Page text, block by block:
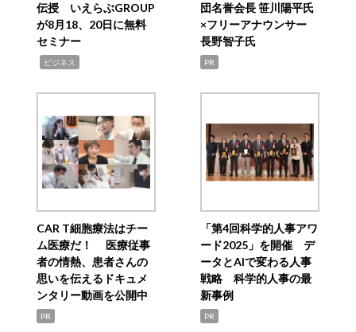
伝授 いえらぶGROUP
が8月18、20日に無料
セミナー
ビジネス
団名誉会長 笹川陽平氏
×フリーアナウンサー
長野智子氏
PR
CAR T細胞療法はチー
ム医療だ！ 医療従事
者の情熱、患者さんの
思いを伝えるドキュメ
ンタリー動画を公開中
PR
「第4回科学的人事アワ
ード2025」を開催 デ
ータとAIで変わる人事
戦略 科学的人事の最
新事例
PR